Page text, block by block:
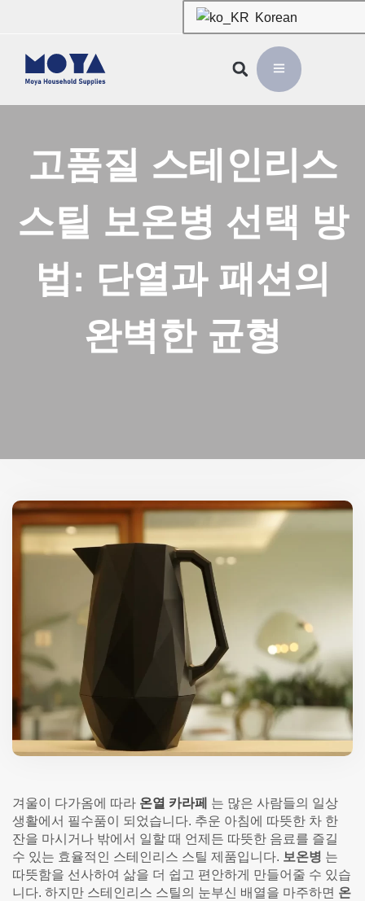
Korean
고품질 스테인리스
스틸 보온병 선택 방
법: 단열과 패션의
완벽한 균형
겨울이 다가옴에 따라 온열 카라페
는 많은 사람들의 일상
생활에서 필수품이 되었습니다. 추운 아침에 따뜻한 차 한
잔을 마시거나 밖에서 일할 때 언제든 따뜻한 음료를 즐길
수 있는 효율적인 스테인리스 스틸 제품입니다. 보온병 는
따뜻함을 선사하여 삶을 더 쉽고 편안하게 만들어줄 수 있습
니다. 하지만 스테인리스 스틸의 눈부신 배열을 마주하면 온